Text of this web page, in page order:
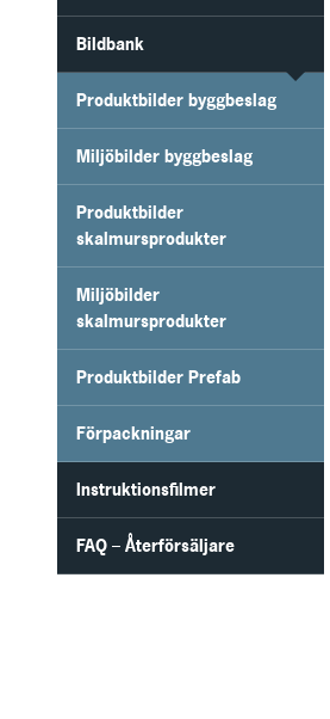
Bildbank
Produktbilder byggbeslag
Miljöbilder byggbeslag
Produktbilder
skalmursprodukter
Miljöbilder
skalmursprodukter
Produktbilder Prefab
Förpackningar
Instruktionsfilmer
FAQ – Återförsäljare